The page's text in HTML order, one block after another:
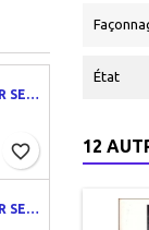
LINGUA LATINA PER SE ILLUSTRATA. PARS I : FAMILIA ROMANA
favorite_border
LINGUA LATINA PER SE ILLUSTRATA. EXERCITIA LATINA I
État
12